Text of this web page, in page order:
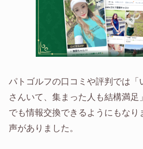
パトゴルフの口コミや評判では「
さんいて、集まった人も結構満足
でも情報交換できるようにもなり
声がありました。